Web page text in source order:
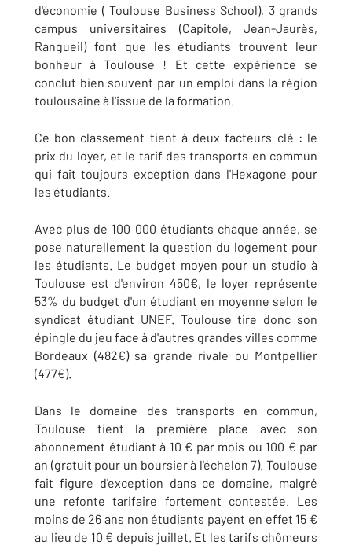
d'économie ( Toulouse Business School), 3 grands
campus universitaires (Capitole, Jean-Jaurès,
Rangueil) font que les étudiants trouvent leur
bonheur à Toulouse ! Et cette expérience se
conclut bien souvent par un emploi dans la région
toulousaine à l'issue de la formation.
Ce bon classement tient à deux facteurs clé : le
prix du loyer, et le tarif des transports en commun
qui fait toujours exception dans l'Hexagone pour
les étudiants.
Avec plus de 100 000 étudiants chaque année, se
pose naturellement la question du logement pour
les étudiants. Le budget moyen pour un studio à
Toulouse est d'environ 450€, le loyer représente
53% du budget d'un étudiant en moyenne selon le
syndicat étudiant UNEF. Toulouse tire donc son
épingle du jeu face à d'autres grandes villes comme
Bordeaux (482€) sa grande rivale ou Montpellier
(477€).
Dans le domaine des transports en commun,
Toulouse tient la première place avec son
abonnement étudiant à 10 € par mois ou 100 € par
an (gratuit pour un boursier à l'échelon 7). Toulouse
fait figure d'exception dans ce domaine, malgré
une refonte tarifaire fortement contestée. Les
moins de 26 ans non étudiants payent en effet 15 €
au lieu de 10 € depuis juillet. Et les tarifs chômeurs